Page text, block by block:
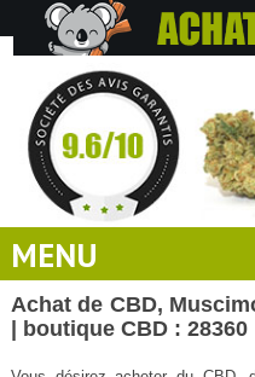
MENU
Achat de CBD,
| boutique CBD : 28360